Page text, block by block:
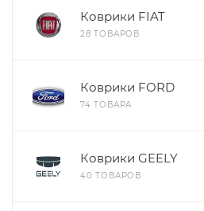
Коврики FIAT
28 ТОВАРОВ
Коврики FORD
74 ТОВАРА
Коврики GEELY
40 ТОВАРОВ